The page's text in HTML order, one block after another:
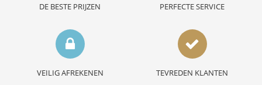
DE BESTE PRIJZEN PERFECTE SERVICE
VEILIG AFREKENEN TEVREDEN KLANTEN